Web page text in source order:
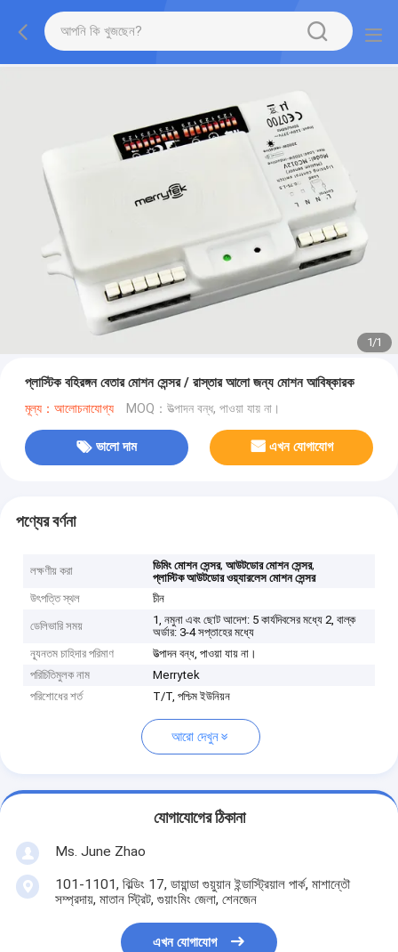
1/1
প্লাস্টিক বহিরঙ্গন বেতার মোশন সেন্সর / রাস্তার আলো জন্য মোশন আবিষ্কারক
মূল্য：আলোচনাযোগ্য MOQ：উত্পাদন বন্ধ, পাওয়া যায় না।
ভালো দাম এখন যোগাযোগ
পণ্যের বর্ণনা
লক্ষণীয় করা ডিমিং মোশন সেন্সর,আউটডোর মোশন সেন্সর,
প্লাস্টিক আউটডোর ওয়্যারলেস মোশন সেন্সর
উৎপত্তি স্থল
চীন
ডেলিভারি সময়
1, নমুনা এবং ছোট আদেশ: 5 কার্যদিবসের মধ্যে 2, বাল্ক
অর্ডার: 3-4 সপ্তাহের মধ্যে
ন্যূনতম চাহিদার পরিমাণ
উত্পাদন বন্ধ, পাওয়া যায় না।
পরিচিতিমুলক নাম
Merrytek
পরিশোধের শর্ত
T/T, পশ্চিম ইউনিয়ন
আরো দেখুন
যোগাযোগের ঠিকানা
Ms. June Zhao
101-1101, বিল্ডিং 17, ডায়ান্ডা গুয়ুয়ান ইন্ডাস্ট্রিয়াল পার্ক, মাশান্তৌ
সম্প্রদায়, মাতান স্ট্রিট, গুয়াংমিং জেলা, শেনজেন
এখন যোগাযোগ